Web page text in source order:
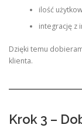
ilość
integrację z
Dzięki temu
klienta.
Krok 3 –